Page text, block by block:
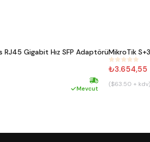
Gigabit Hız SFP Adaptörü
Hızlı kargo
Mevcut
#799
MikroTik
₺3.654,55
($63.50 + kdv)